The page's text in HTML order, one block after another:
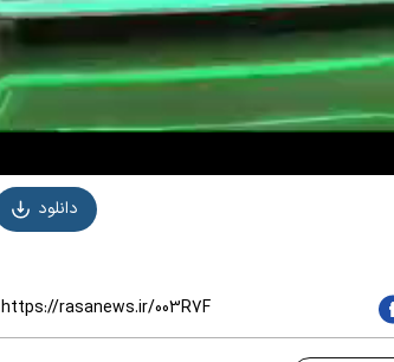
دانلود
https://rasanews.ir/003R7F